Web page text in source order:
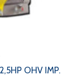
OHV IMP.